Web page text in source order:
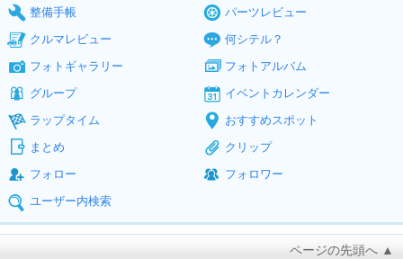
整備手帳
パーツレビュー
クルマレビュー
何シテル？
フォトギャラリー
フォトアルバム
グループ
イベントカレンダー
ラップタイム
おすすめスポット
まとめ
クリップ
フォロー
フォロワー
ユーザー内検索
ページの先頭へ ▲